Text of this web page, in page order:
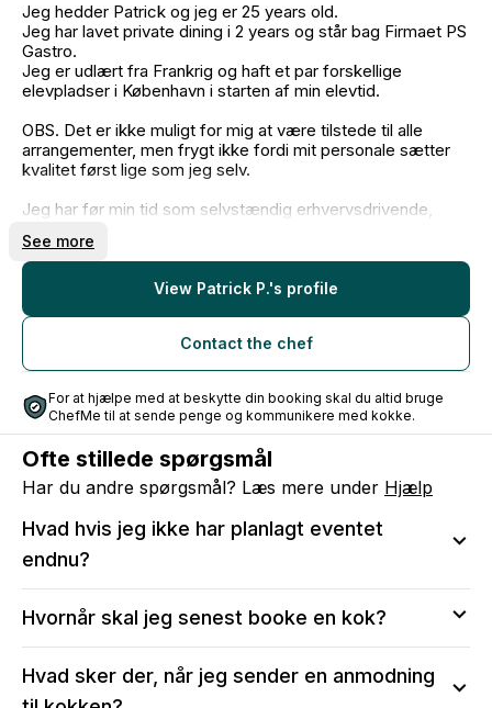
Jeg hedder Patrick og jeg er 25 years old.
Jeg har lavet private dining i 2 years og står bag Firmaet PS
Gastro.
Jeg er udlært fra Frankrig og haft et par forskellige
elevpladser i København i starten af min elevtid.
OBS. Det er ikke muligt for mig at være tilstede til alle
arrangementer, men frygt ikke fordi mit personale sætter
kvalitet først lige som jeg selv.
Jeg har før min tid som selvstændig erhvervsdrivende,
i København.
I PS Gastro har vi flere ansatte som elsker at give folk en
fantastisk oplevelse. Vores passion er at gøre vores
bedste for at jeres aften bliver en af jeres bedste.
Så send endelig en besked til mig for at booke en af PS
Gastros dygtige og passionerede kokke for en fantastisk
aften
Obs. Medmindre andet er aftalt er vi på adressen 30
minutter før spisetid.
See more
View Patrick P.'s profile
Contact the chef
For at hjælpe med at beskytte din booking skal du altid bruge
ChefMe til at sende penge og kommunikere med kokke.
Ofte stillede spørgsmål
Har du andre spørgsmål? Læs mere under Hjælp
Hvad hvis jeg ikke har planlagt eventet
endnu?
dig, at kokken er tilgængelig på den valgte dato.
Efter bekræftelse vil du stadig kunne:
Ændre i menuen og antal serveringer
Ændre i antallet af gæster, allergier og børnemenuer
Hvornår skal jeg senest booke en kok?
ved at sende en anmodning til kokken, især for
Hvad sker der, når jeg sender en anmodning